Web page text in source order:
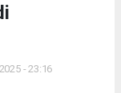
- 23:16